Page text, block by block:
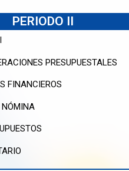
PERIODO II
PRESUPUESTALES
FINANCIEROS
NÓMINA